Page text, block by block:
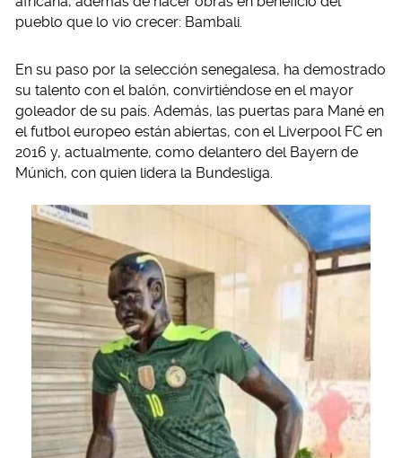
pueblo que lo vio crecer: Bambali.
En su paso por la selección senegalesa, ha demostrado
su talento con el balón, convirtiéndose en el mayor
goleador de su país. Además, las puertas para Mané en
el futbol europeo están abiertas, con el Liverpool FC en
2016 y, actualmente, como delantero del Bayern de
Múnich, con quien lidera la Bundesliga.